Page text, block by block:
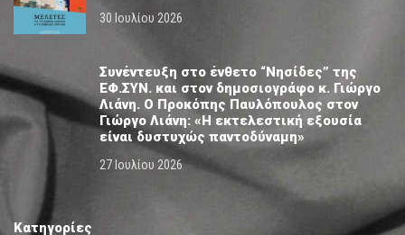
30 Ιουλίου 2026
Συνέντευξη στο ένθετο “Νησίδες” της
ΕΦ.ΣΥΝ. και στον δημοσιογράφο κ. Γιώργο
Λιάνη. Ο Προκόπης Παυλόπουλος στον
Γιώργο Λιάνη: «Η εκτελεστική εξουσία
είναι δυστυχώς παντοδύναμη»
27 Ιουλίου 2026
Κατηγορίες